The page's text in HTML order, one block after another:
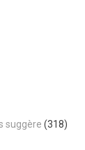
suggère (318)